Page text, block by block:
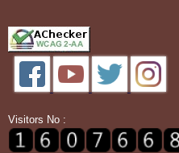
Visitors No :